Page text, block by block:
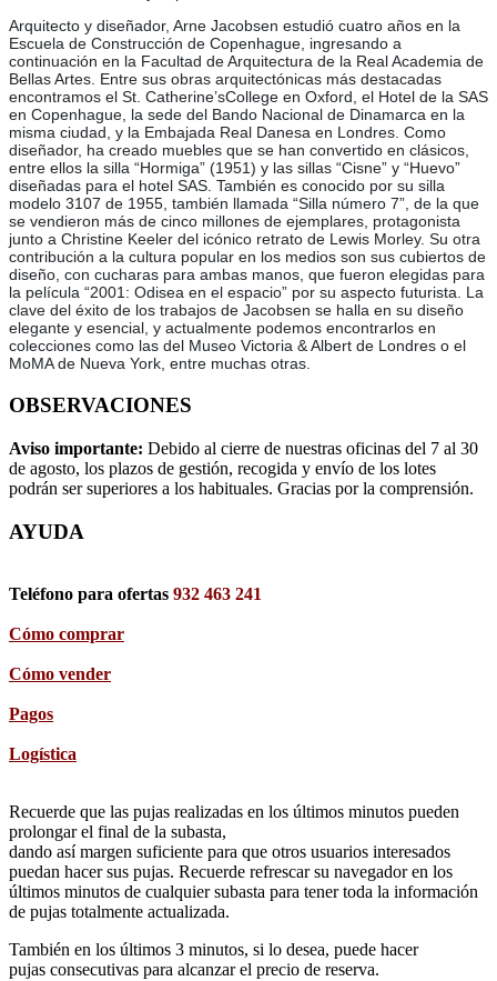
Arquitecto y diseñador, Arne Jacobsen estudió cuatro años en la
Escuela de Construcción de Copenhague, ingresando a
continuación en la Facultad de Arquitectura de la Real Academia de
Bellas Artes. Entre sus obras arquitectónicas más destacadas
encontramos el St. Catherine’sCollege en Oxford, el Hotel de la SAS
en Copenhague, la sede del Bando Nacional de Dinamarca en la
misma ciudad, y la Embajada Real Danesa en Londres. Como
diseñador, ha creado muebles que se han convertido en clásicos,
entre ellos la silla “Hormiga” (1951) y las sillas “Cisne” y “Huevo”
diseñadas para el hotel SAS. También es conocido por su silla
modelo 3107 de 1955, también llamada “Silla número 7”, de la que
se vendieron más de cinco millones de ejemplares, protagonista
junto a Christine Keeler del icónico retrato de Lewis Morley. Su otra
contribución a la cultura popular en los medios son sus cubiertos de
diseño, con cucharas para ambas manos, que fueron elegidas para
la película “2001: Odisea en el espacio” por su aspecto futurista. La
clave del éxito de los trabajos de Jacobsen se halla en su diseño
elegante y esencial, y actualmente podemos encontrarlos en
colecciones como las del Museo Victoria & Albert de Londres o el
MoMA de Nueva York, entre muchas otras.
OBSERVACIONES
Aviso importante: Debido al cierre de nuestras oficinas del 7 al 30
de agosto, los plazos de gestión, recogida y envío de los lotes
podrán ser superiores a los habituales. Gracias por la comprensión.
AYUDA
Teléfono para ofertas 932 463 241
Cómo comprar
Cómo vender
Pagos
Logística
Recuerde que las pujas realizadas en los últimos minutos pueden
prolongar el final de la subasta,
dando así margen suficiente para que otros usuarios interesados
puedan hacer sus pujas. Recuerde refrescar su navegador en los
últimos minutos de cualquier subasta para tener toda la información
de pujas totalmente actualizada.
También en los últimos 3 minutos, si lo desea, puede hacer
pujas consecutivas para alcanzar el precio de reserva.